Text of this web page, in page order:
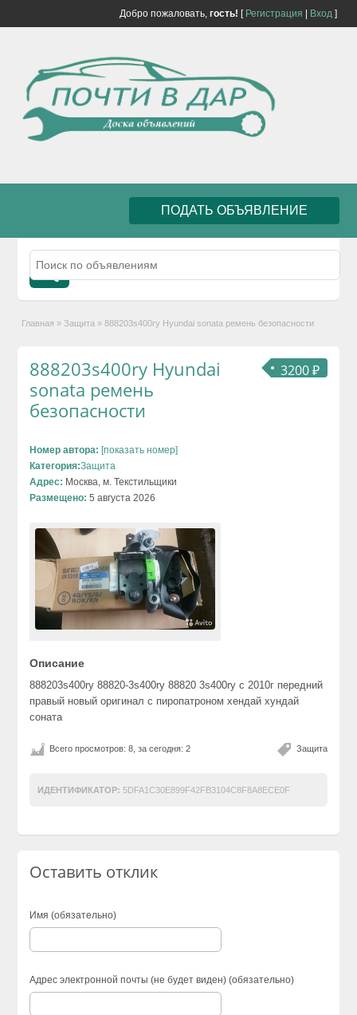
Добро пожаловать, гость! [ Регистрация Вход]
ПОДАТЬ ОБЪЯВЛЕНИЕ
Главная » Защита » 888203s400ry Hyundai sonata ремень безопасности
3200 ₽
888203s400ry Hyundai
sonata ремень
безопасности
Номер автора: [показать номер]
Категория:Защита
Адрес: Москва, м. Текстильщики
Размещено: 5 августа 2026
Описание
888203s400ry 88820-3s400ry 88820 3s400ry с 2010г передний
правый новый оригинал с пиропатроном хендай хундай
соната
Защита
Всего просмотров: 8, за сегодня: 2
ИДЕНТИФИКАТОР: 5DFA1C30E899F42FB3104C8F8A8ECE0F
Оставить отклик
Имя (обязательно)
Адрес электронной почты (не будет виден) (обязательно)